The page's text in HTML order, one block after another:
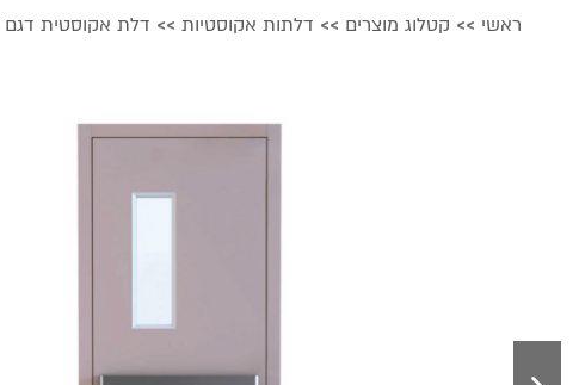
ראשי >> קטלוג מוצרים >> דלתות אקוסטיות >> דלת אקוסטית דגם G55Y